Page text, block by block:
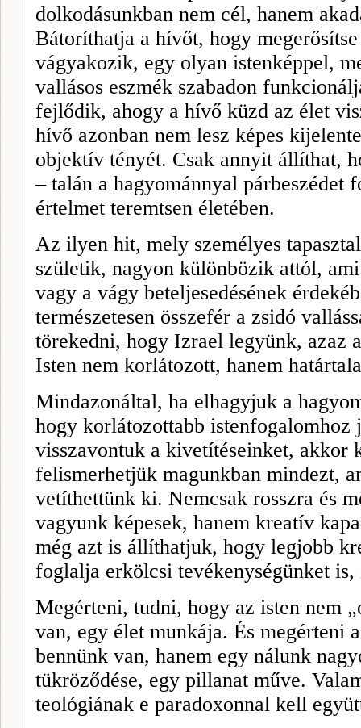
dolkodásunkban nem cél, hanem
Bátoríthatja a hívőt, hogy
vágyakozik, egy olyan istenképpel,
vallásos eszmék szabadon
fejlődik, ahogy a hívő küzd az élet
hívő azonban nem lesz képes
objektív tényét. Csak annyit állíthat,
– talán a hagyománnyal párbeszédet
értelmet teremtsen életében.
Az ilyen hit, mely személyes
születik, nagyon különbözik attól, ami
vagy a vágy beteljesedésének
természetesen összefér a zsidó
törekedni, hogy Izrael legyünk, azaz
Isten nem korlátozott, hanem
Mindazonáltal, ha elhagyjuk a
hogy korlátozottabb istenfogalomhoz
visszavontuk a kivetítéseinket, akkor
felismerhetjük magunkban mindezt,
vetíthettünk ki. Nemcsak rosszra és
vagyunk képesek, hanem kreatív
még azt is állíthatjuk, hogy legjobb
foglalja erkölcsi tevékenységünket is,
Megérteni, tudni, hogy az isten nem
van, egy élet munkája. És megérteni
bennünk van, hanem egy nálunk
tükröződése, egy pillanat műve.
teológiának e paradoxonnal kell